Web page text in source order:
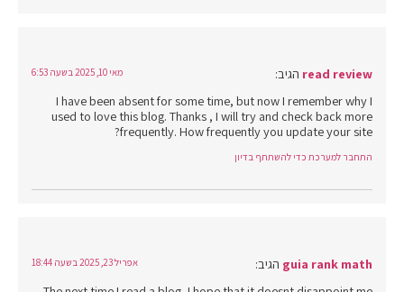
read review הגיב: מאי 10, 2025 בשעה 6:53
I have been absent for some time, but now I remember why I
used to love this blog. Thanks , I will try and check back more
frequently. How frequently you update your site?
התחבר למערכת כדי להשתתף בדיון
guia rank math הגיב: אפריל 23, 2025 בשעה 18:44